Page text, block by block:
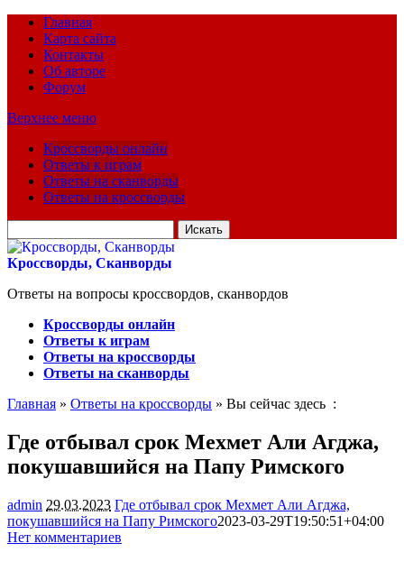
Главная
Карта сайта
Контакты
Об авторе
Форум
Верхнее меню
Кроссворды онлайн
Ответы к играм
Ответы на сканворды
Ответы на кроссворды
для:
Кроссворды, Сканворды
Ответы на вопросы кроссвордов, сканвордов
Кроссворды онлайн
Ответы к играм
Ответы на кроссворды
Ответы на сканворды
Главная » Ответы на кроссворды » Вы сейчас здесь :
Где отбывал срок Мехмет Али Агджа,
покушавшийся на Папу Римского
admin 29.03.2023 Где отбывал срок Мехмет Али Агджа,
покушавшийся на Папу Римского2023-03-29T19:50:51+04:00
Нет комментариев